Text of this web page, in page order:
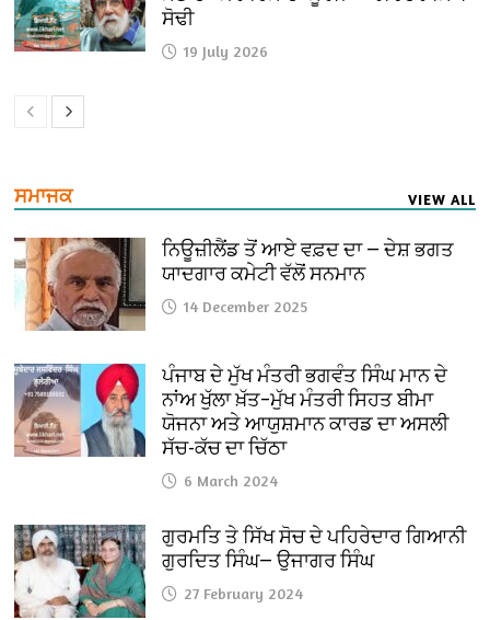
ਸੋਢੀ
19 July 2026
ਸਮਾਜਕ VIEW ALL
ਨਿਊਜ਼ੀਲੈਂਡ ਤੋਂ ਆਏ ਵਫ਼ਦ ਦਾ — ਦੇਸ਼ ਭਗਤ
ਯਾਦਗਾਰ ਕਮੇਟੀ ਵੱਲੋਂ ਸਨਮਾਨ
14 December 2025
ਪੰਜਾਬ ਦੇ ਮੁੱਖ ਮੰਤਰੀ ਭਗਵੰਤ ਸਿੰਘ ਮਾਨ ਦੇ
ਨਾਂਅ ਖੁੱਲਾ ਖ਼ੱਤ–ਮੁੱਖ ਮੰਤਰੀ ਸਿਹਤ ਬੀਮਾ
ਯੋਜਨਾ ਅਤੇ ਆਯੁਸ਼ਮਾਨ ਕਾਰਡ ਦਾ ਅਸਲੀ
ਸੱਚ-ਕੱਚ ਦਾ ਚਿੱਠਾ
6 March 2024
ਗੁਰਮਤਿ ਤੇ ਸਿੱਖ ਸੋਚ ਦੇ ਪਹਿਰੇਦਾਰ ਗਿਆਨੀ
ਗੁਰਦਿਤ ਸਿੰਘ— ਉਜਾਗਰ ਸਿੰਘ
27 February 2024